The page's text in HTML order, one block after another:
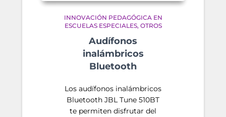
INNOVACIÓN PEDAGÓGICA EN
ESCUELAS ESPECIALES OTROS
Audífonos
inalámbricos
Bluetooth
Los audífonos inalámbricos
Bluetooth JBL Tune 510BT
te permiten disfrutar del